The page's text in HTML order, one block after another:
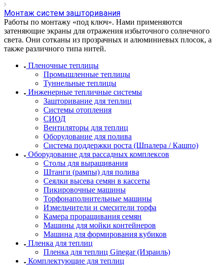
Монтаж систем зашторивания
Работы по монтажу «под ключ». Нами применяются
затеняющие экраны для отражения избыточного солнечного
света. Они сотканы из прозрачных и алюминиевых плосок, а
также различного типа нитей.
Пленочные теплицы
Промышленные теплицы
Туннельные теплицы
Инженерные тепличные системы
Зашторивание для теплиц
Системы отопления
СИОД
Вентиляторы для теплиц
Оборудование для полива
Система поддержки роста (Шпалера / Кашпо)
Оборудование для рассадных комплексов
Столы для выращивания
Штанги (рампы) для полива
Сеялки высева семян в кассеты
Пикировочные машины
Торфонаполнительные машины
Измельчители и смесители торфа
Камера проращивания семян
Машины для мойки контейнеров
Машина для формирования кубиков
Пленка для теплиц
Пленка для теплиц Ginegar (Израиль)
Комплектующие для теплиц